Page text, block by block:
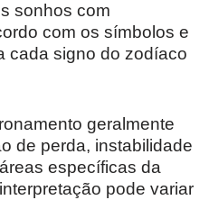
sonhos com
com os símbolos e
cada signo do zodíaco
geralmente
de perda, instabilidade
específicas da
pode variar